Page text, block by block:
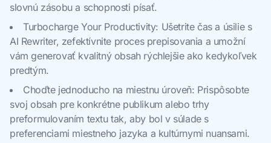
slovnú zásobu a schopnosti písať.
Turbocharge Your Productivity: Ušetrite čas a úsilie s
AI Rewriter, zefektívnite proces prepisovania a umožní
vám generovať kvalitný obsah rýchlejšie ako kedykoľvek
predtým.
Choďte jednoducho na miestnu úroveň: Prispôsobte
svoj obsah pre konkrétne publikum alebo trhy
preformulovaním textu tak, aby bol v súlade s
preferenciami miestneho jazyka a kultúrnymi nuansami.